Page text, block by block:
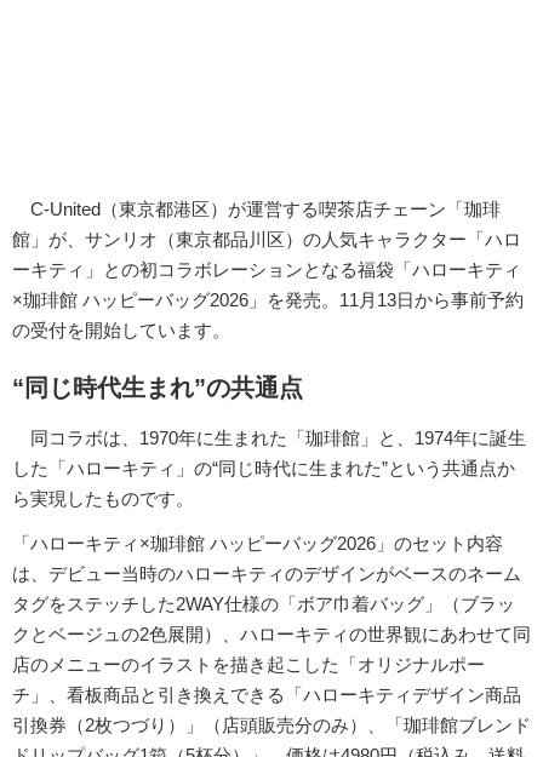
C-United（東京都港区）が運営する喫茶店チェーン「珈琲
館」が、サンリオ（東京都品川区）の人気キャラクター「ハロ
ーキティ」との初コラボレーションとなる福袋「ハローキティ
×珈琲館 ハッピーバッグ2026」を発売。11月13日から事前予約
の受付を開始しています。
“同じ時代生まれ”の共通点
同コラボは、1970年に生まれた「珈琲館」と、1974年に誕生
した「ハローキティ」の“同じ時代に生まれた”という共通点か
ら実現したものです。
「ハローキティ×珈琲館 ハッピーバッグ2026」のセット内容
は、デビュー当時のハローキティのデザインがベースのネーム
タグをステッチした2WAY仕様の「ボア巾着バッグ」（ブラッ
クとベージュの2色展開）、ハローキティの世界観にあわせて同
店のメニューのイラストを描き起こした「オリジナルポー
チ」、看板商品と引き換えできる「ハローキティデザイン商品
引換券（2枚つづり）」（店頭販売分のみ）、「珈琲館ブレンド